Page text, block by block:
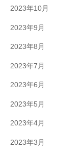
2023年10月
2023年9月
2023年8月
2023年7月
2023年6月
2023年5月
2023年4月
2023年3月